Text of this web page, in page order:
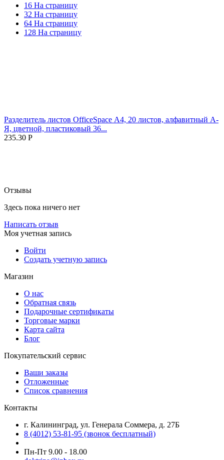
16 На страницу
32 На страницу
64 На страницу
128 На страницу
Разделитель листов OfficeSpace А4, 20 листов, алфавитный А-
Я, цветной, пластиковый 36...
235.30 Р
Отзывы
Здесь пока ничего нет
Написать отзыв
Моя учетная запись
Войти
Создать учетную запись
Магазин
О нас
Обратная связь
Подарочные сертификаты
Торговые марки
Карта сайта
Блог
Покупательский сервис
Ваши заказы
Отложенные
Список сравнения
Контакты
г. Калининград, ул. Генерала Соммера, д. 27Б
8 (4012) 53-81-95 (звонок бесплатный)
Пн-Пт 9.00 - 18.00